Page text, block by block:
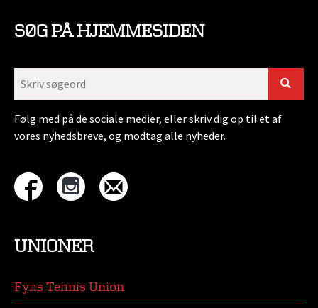
SØG PÅ HJEMMESIDEN
Følg med på de sociale medier, eller skriv dig op til et af
vores nyhedsbreve, og modtag alle nyheder.
UNIONER
Fyns Tennis Union